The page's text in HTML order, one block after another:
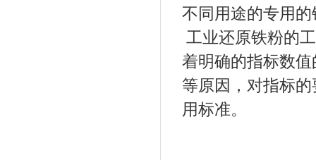
不同用途的专用的
工业还原铁粉的
着明确的指标数
等原因，对指标
用标准。